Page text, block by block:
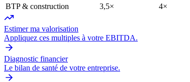
BTP & construction
3,5× 4×
Estimer ma valorisation
Appliquez ces multiples à votre EBITDA.
Diagnostic financier
Le bilan de santé de votre entreprise.